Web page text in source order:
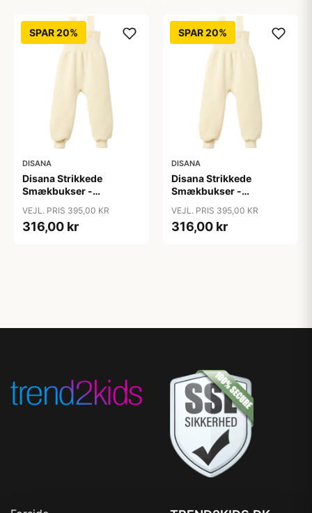
SPAR 20%
DISANA
Disana Strikkede
Smækbukser -
VEJL. PRIS 395,00 KR
316,00 kr
SPAR 20%
DISANA
Disana Strikkede
Smækbukser -
VEJL. PRIS 395,00 KR
316,00 kr